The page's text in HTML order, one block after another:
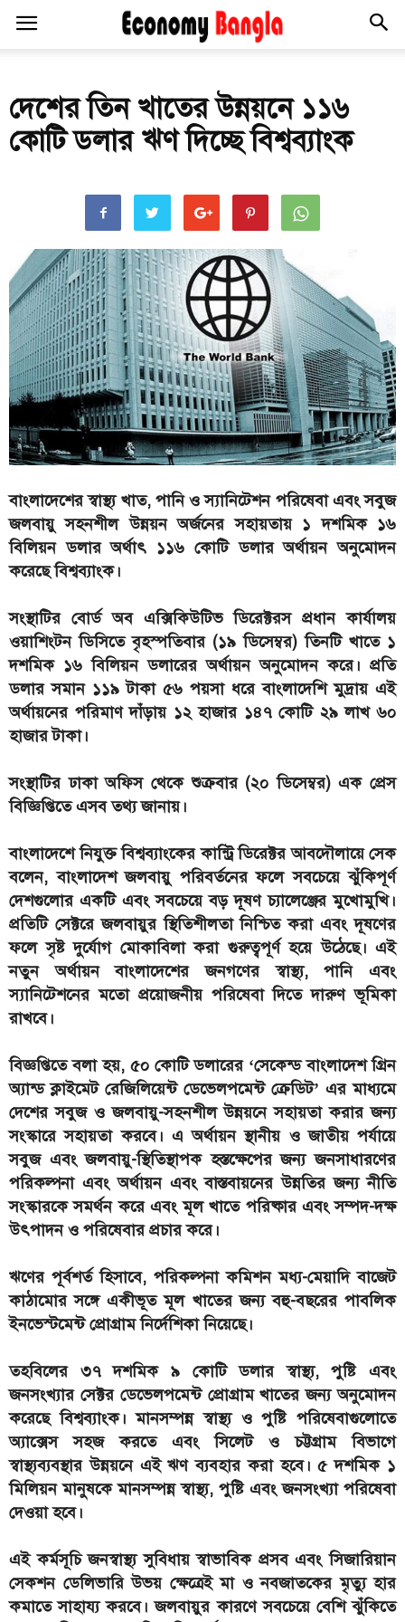
দেশের তিন খাতের উন্নয়নে ১১৬
কোটি ডলার ঋণ দিচ্ছে বিশ্বব্যাংক
বাংলাদেশের স্বাস্থ্য খাত, পানি ও স্যানিটেশন পরিষেবা এবং সবুজ
জলবায়ু সহনশীল উন্নয়ন অর্জনের সহায়তায় ১ দশমিক ১৬
বিলিয়ন ডলার অর্থাৎ ১১৬ কোটি ডলার অর্থায়ন অনুমোদন
করেছে বিশ্বব্যাংক।
সংস্থাটির বোর্ড অব এক্সিকিউটিভ ডিরেক্টরস প্রধান কার্যালয়
ওয়াশিংটন ডিসিতে বৃহস্পতিবার (১৯ ডিসেম্বর) তিনটি খাতে ১
দশমিক ১৬ বিলিয়ন ডলারের অর্থায়ন অনুমোদন করে। প্রতি
ডলার সমান ১১৯ টাকা ৫৬ পয়সা ধরে বাংলাদেশি মুদ্রায় এই
অর্থায়নের পরিমাণ দাঁড়ায় ১২ হাজার ১৪৭ কোটি ২৯ লাখ ৬০
হাজার টাকা।
সংস্থাটির ঢাকা অফিস থেকে শুক্রবার (২০ ডিসেম্বর) এক প্রেস
বিজ্ঞিপ্তিতে এসব তথ্য জানায়।
বাংলাদেশে নিযুক্ত বিশ্বব্যাংকের কান্ট্রি ডিরেক্টর আবদৌলায়ে সেক
বলেন, বাংলাদেশ জলবায়ু পরিবর্তনের ফলে সবচেয়ে ঝুঁকিপূর্ণ
দেশগুলোর একটি এবং সবচেয়ে বড় দূষণ চ্যালেঞ্জের মুখোমুখি।
প্রতিটি সেক্টরে জলবায়ুর স্থিতিশীলতা নিশ্চিত করা এবং দূষণের
ফলে সৃষ্ট দুর্যোগ মোকাবিলা করা গুরুত্বপূর্ণ হয়ে উঠেছে। এই
নতুন অর্থায়ন বাংলাদেশের জনগণের স্বাস্থ্য, পানি এবং
স্যানিটেশনের মতো প্রয়োজনীয় পরিষেবা দিতে দারুণ ভূমিকা
রাখবে।
বিজ্ঞপ্তিতে বলা হয়, ৫০ কোটি ডলারের ‘সেকেন্ড বাংলাদেশ গ্রিন
অ্যান্ড ক্লাইমেট রেজিলিয়েন্ট ডেভেলপমেন্ট ক্রেডিট’ এর মাধ্যমে
দেশের সবুজ ও জলবায়ু-সহনশীল উন্নয়নে সহায়তা করার জন্য
সংস্কারে সহায়তা করবে। এ অর্থায়ন স্থানীয় ও জাতীয় পর্যায়ে
সবুজ এবং জলবায়ু-স্থিতিস্থাপক হস্তক্ষেপের জন্য জনসাধারণের
পরিকল্পনা এবং অর্থায়ন এবং বাস্তবায়নের উন্নতির জন্য নীতি
সংস্কারকে সমর্থন করে এবং মূল খাতে পরিষ্কার এবং সম্পদ-দক্ষ
উৎপাদন ও পরিষেবার প্রচার করে।
ঋণের পূর্বশর্ত হিসাবে, পরিকল্পনা কমিশন মধ্য-মেয়াদি বাজেট
কাঠামোর সঙ্গে একীভূত মূল খাতের জন্য বহু-বছরের পাবলিক
ইনভেস্টমেন্ট প্রোগ্রাম নির্দেশিকা নিয়েছে।
তহবিলের ৩৭ দশমিক ৯ কোটি ডলার স্বাস্থ্য, পুষ্টি এবং
জনসংখ্যার সেক্টর ডেভেলপমেন্ট প্রোগ্রাম খাতের জন্য অনুমোদন
করেছে বিশ্বব্যাংক। মানসম্পন্ন স্বাস্থ্য ও পুষ্টি পরিষেবাগুলোতে
অ্যাক্সেস সহজ করতে এবং সিলেট ও চট্টগ্রাম বিভাগে
স্বাস্থ্যব্যবস্থার উন্নয়নে এই ঋণ ব্যবহার করা হবে। ৫ দশমিক ১
মিলিয়ন মানুষকে মানসম্পন্ন স্বাস্থ্য, পুষ্টি এবং জনসংখ্যা পরিষেবা
দেওয়া হবে।
এই কর্মসূচি জনস্বাস্থ্য সুবিধায় স্বাভাবিক প্রসব এবং সিজারিয়ান
সেকশন ডেলিভারি উভয় ক্ষেত্রেই মা ও নবজাতকের মৃত্যু হার
কমাতে সাহায্য করবে। জলবায়ুর কারণে সবচেয়ে বেশি ঝুঁকিতে